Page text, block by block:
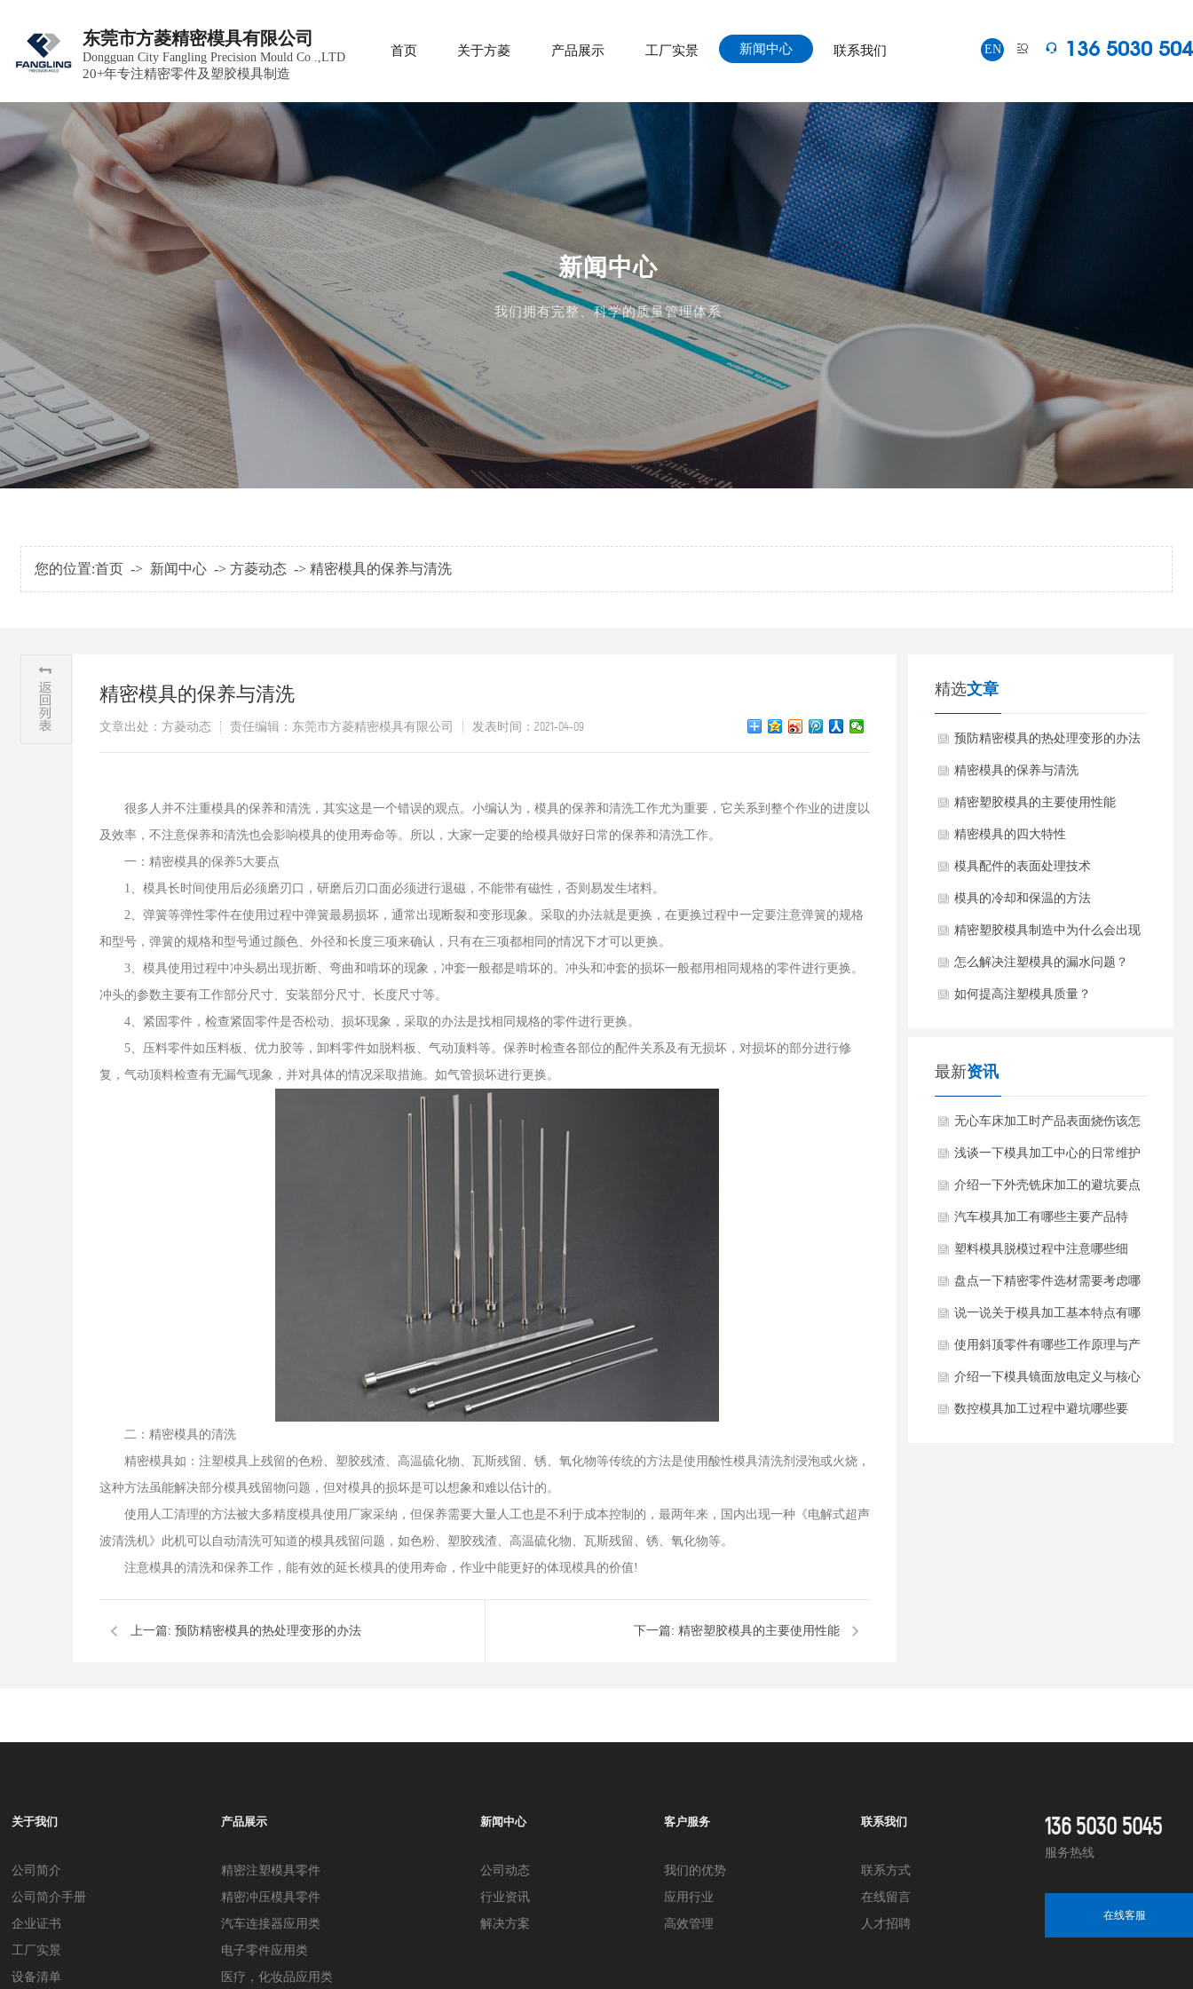
东莞市方菱精密模具有限公司
Dongguan City Fangling Precision Mould Co .,LTD
20+年专注精密零件及塑胶模具制造
首页 关于方菱 产品展示 工厂实景 新闻中心 联系我们 EN   136 5030
新闻中心
我们拥有完整、科学的质量管理体系
您的位置:首页 -> 新闻中心 -> 方菱动态 -> 精密模具的保养与清洗
精密模具的保养与清洗
文章出处：方菱动态 责任编辑：东莞市方菱精密模具有限公司 发表时间：2021-04-09
很多人并不注重模具的保养和清洗，其实这是一个错误的观点。小编认为，模具的保养和清洗工作尤为重要，它关系到整个作业的进度以
及效率，不注意保养和清洗也会影响模具的使用寿命等。所以，大家一定要的给模具做好日常的保养和清洗工作。
一：精密模具的保养5大要点
1、模具长时间使用后必须磨刃口，研磨后刃口面必须进行退磁，不能带有磁性，否则易发生堵料。
2、弹簧等弹性零件在使用过程中弹簧最易损坏，通常出现断裂和变形现象。采取的办法就是更换，在更换过程中一定要注意弹簧的规格
和型号，弹簧的规格和型号通过颜色、外径和长度三项来确认，只有在三项都相同的情况下才可以更换。
3、模具使用过程中冲头易出现折断、弯曲和啃坏的现象，冲套一般都是啃坏的。冲头和冲套的损坏一般都用相同规格的零件进行更换。
冲头的参数主要有工作部分尺寸、安装部分尺寸、长度尺寸等。
4、紧固零件，检查紧固零件是否松动、损坏现象，采取的办法是找相同规格的零件进行更换。
5、压料零件如压料板、优力胶等，卸料零件如脱料板、气动顶料等。保养时检查各部位的配件关系及有无损坏，对损坏的部分进行修
复，气动顶料检查有无漏气现象，并对具体的情况采取措施。如气管损坏进行更换。
二：精密模具的清洗
精密模具如：注塑模具上残留的色粉、塑胶残渣、高温硫化物、瓦斯残留、锈、氧化物等传统的方法是使用酸性模具清洗剂浸泡或火烧，
这种方法虽能解决部分模具残留物问题，但对模具的损坏是可以想象和难以估计的。
使用人工清理的方法被大多精度模具使用厂家采纳，但保养需要大量人工也是不利于成本控制的，最两年来，国内出现一种《电解式超声
波清洗机》此机可以自动清洗可知道的模具残留问题，如色粉、塑胶残渣、高温硫化物、瓦斯残留、锈、氧化物等。
注意模具的清洗和保养工作，能有效的延长模具的使用寿命，作业中能更好的体现模具的价值!
上一篇: 预防精密模具的热处理变形的办法 下一篇: 精密塑胶模具的主要使用性能
精选文章
预防精密模具的热处理变形的办法
精密模具的保养与清洗
精密塑胶模具的主要使用性能
精密模具的四大特性
模具配件的表面处理技术
模具的冷却和保温的方法
精密塑胶模具制造中为什么会出现
凹痕？
怎么解决注塑模具的漏水问题？
如何提高注塑模具质量？
最新资讯
无心车床加工时产品表面烧伤该怎
么办呢？
浅谈一下模具加工中心的日常维护
和保养方法？
介绍一下外壳铣床加工的避坑要点
有哪些？
汽车模具加工有哪些主要产品特
征？
塑料模具脱模过程中注意哪些细
节？
盘点一下精密零件选材需要考虑哪
些因素？
说一说关于模具加工基本特点有哪
些？
使用斜顶零件有哪些工作原理与产
品特点？
介绍一下模具镜面放电定义与核心
原理？
数控模具加工过程中避坑哪些要
关于我们
公司简介
公司简介手册
企业证书
工厂实景
设备清单
产品展示
精密注塑模具零件
精密冲压模具零件
汽车连接器应用类
电子零件应用类
医疗，化妆品应用类
新闻中心
公司动态
行业资讯
解决方案
客户服务
我们的优势
应用行业
高效管理
联系我们
联系方式
在线留言
人才招聘
136 5030 5045
服务热线
在线客服